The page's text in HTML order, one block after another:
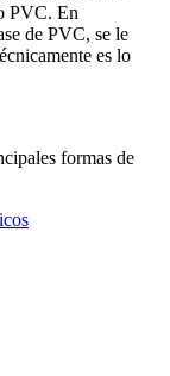
PVC. En
de PVC, se le
es lo
formas de